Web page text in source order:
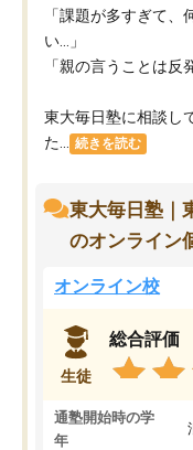
「課題が多すぎて
い…」
「親の言うことは反
東大毎日塾に相談し
た...
続きを読む
東大毎日塾｜
のオンライン
オンライン校
生徒
総合評価
通塾開始時の学
年